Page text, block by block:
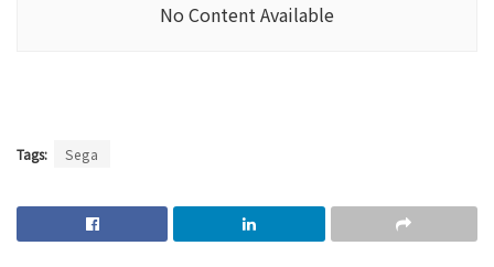
No Content Available
Tags: Sega